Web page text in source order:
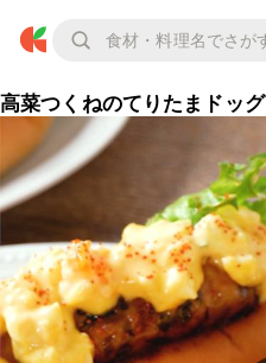
高菜つくねのてりたまドッグ